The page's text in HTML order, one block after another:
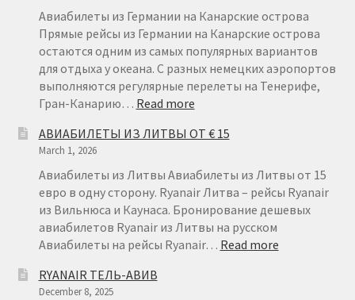
€22
Авиабилеты из Германии на Канарские острова
Прямые рейсы из Германии на Канарские острова
остаются одним из самых популярных вариантов
для отдыха у океана. С разных немецких аэропортов
выполняются регулярные перелеты на Тенерифе,
Гран-Канарию… Read more:
ИЗ
НА
КАНАРСКИЕ
ОСТРОВА
АВИАБИЛЕТЫ ИЗ ЛИТВЫ ОТ € 15
March 1, 2026
Авиабилеты из Литвы Авиабилеты из Литвы от 15
евро в одну сторону. Ryanair Литва – рейсы Ryanair
из Вильнюса и Каунаса. Бронирование дешевых
авиабилетов Ryanair из Литвы на русском
Авиабилеты на рейсы Ryanair… Read more:
RYANAIR ТЕЛЬ-АВИВ
December 8, 2025